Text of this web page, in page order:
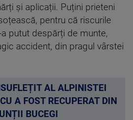
și aplicații. Puțini prieteni
pentru că riscurile
putut despărți de munte,
accident, din pragul vârstei
AL ALPINISTEI
A FOST RECUPERAT DIN
BUCEGI